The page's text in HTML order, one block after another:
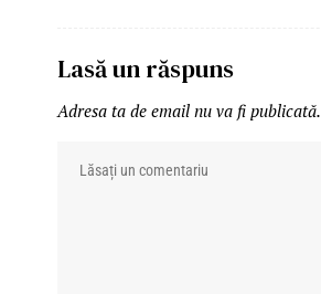
Lasă un răspuns
Adresa ta de email nu va fi publicată.